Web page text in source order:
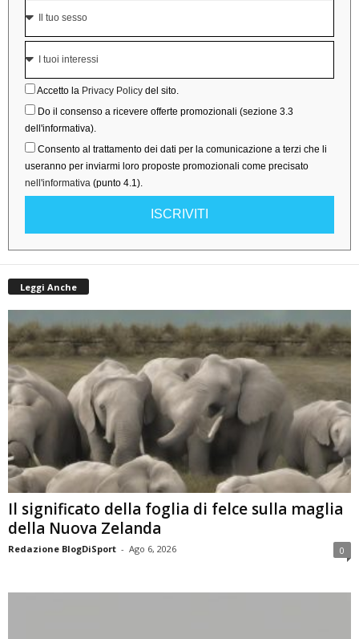
Accetto la Privacy Policy del sito.
Do il consenso a ricevere offerte promozionali (sezione 3.3
dell'informativa).
Consento al trattamento dei dati per la comunicazione a terzi che li
useranno per inviarmi loro proposte promozionali come precisato
nell'informativa (punto 4.1).
ISCRIVITI
Leggi Anche
Il significato della foglia di felce sulla maglia
della Nuova Zelanda
Redazione BlogDiSport - Ago 6, 2026 0